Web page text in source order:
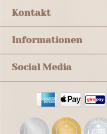
Kontakt
Informationen
Social Media